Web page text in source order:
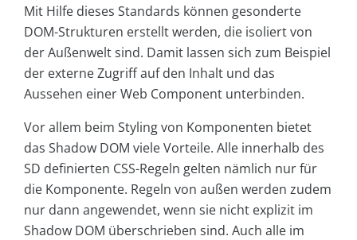
Mit Hilfe dieses Standards können gesonderte
DOM-Strukturen erstellt werden, die isoliert von
der Außenwelt sind. Damit lassen sich zum Beispiel
der externe Zugriff auf den Inhalt und das
Aussehen einer Web Component unterbinden.
Vor allem beim Styling von Komponenten bietet
das Shadow DOM viele Vorteile. Alle innerhalb des
SD definierten CSS-Regeln gelten nämlich nur für
die Komponente. Regeln von außen werden zudem
nur dann angewendet, wenn sie nicht explizit im
Shadow DOM überschrieben sind. Auch alle im